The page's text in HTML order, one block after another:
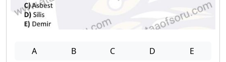
A B C D E